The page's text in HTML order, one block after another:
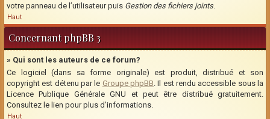
votre panneau de l’utilisateur puis Gestion des fichiers joints.
Haut
Concernant phpBB 3
» Qui sont les auteurs de ce forum?
Ce logiciel (dans sa forme originale) est produit, distribué et son
copyright est détenu par le Groupe phpBB. Il est rendu accessible sous la
Licence Publique Générale GNU et peut être distribué gratuitement.
Consultez le lien pour plus d’informations.
Haut